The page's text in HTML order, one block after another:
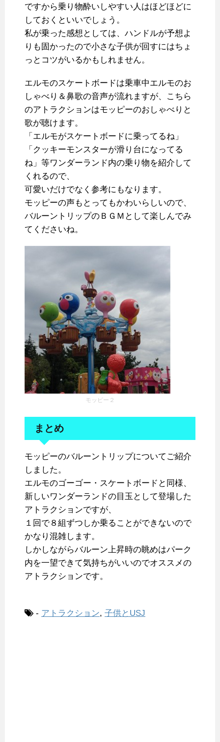
ですから乗り物酔いしやすい人はほどほどに
しておくといいでしょう。
私が乗った感想としては、ハンドルが予想よ
りも固かったので小さな子供が回すにはちょ
っとコツがいるかもしれません。
エルモのスケートボードは乗車中エルモのお
しゃべり＆鼻歌の音声が流れますが、こちら
のアトラクションはモッピーのおしゃべりと
歌が聴けます。
「エルモがスケートボードに乗ってるね」
「クッキーモンスターが滑り台になってる
ね」等ワンダーランド内の乗り物を紹介して
くれるので、
可愛いだけでなく参考にもなります。
モッピーの声もとってもかわいらしいので、
バルーントリップのＢＧＭとして楽しんでみ
てくださいね。
モッピー２
まとめ
モッピーのバルーントリップについてご紹介
しました。
エルモのゴーゴー・スケートボードと同様、
新しいワンダーランドの目玉として登場した
アトラクションですが、
１回で８組ずつしか乗ることができないので
かなり混雑します。
しかしながらバルーン上昇時の眺めはパーク
内を一望できて気持ちがいいのでオススメの
アトラクションです。
- アトラクション, 子供とUSJ